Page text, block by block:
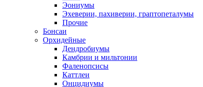
Эониумы
Эхеверии, пахиверии, граптопеталумы
Прочие
Бонсаи
Орхидейные
Дендробиумы
Камбрии и мильтонии
Фаленопсисы
Каттлеи
Онцидиумы